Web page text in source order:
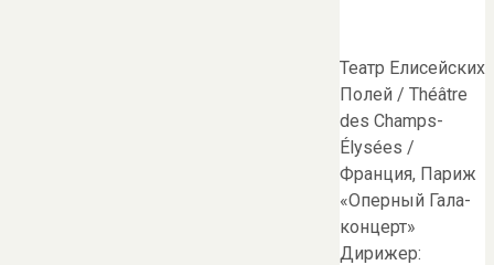
Театр Елисейских
Полей / Théâtre
des Champs-
Élysées /
Франция, Париж
«Оперный Гала-
концерт»
Дирижер: